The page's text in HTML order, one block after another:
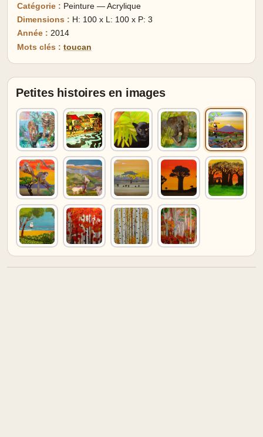
Catégorie : Peinture — Acrylique
Dimensions : H: 100 x L: 100 x P: 3
Année : 2014
Mots clés : toucan
Petites histoires en images